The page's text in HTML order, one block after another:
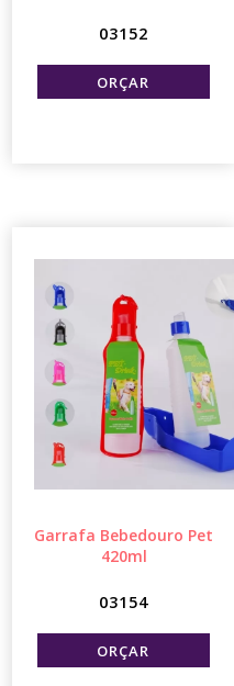
03152
Garrafa Bebedouro Pet
420ml
03154